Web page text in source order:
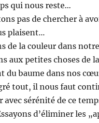
qui nous reste…
pas de chercher à
plaisent…
de la couleur dans
aux petites choses de
du baume dans nos
tout, il nous faut
avec sérénité de ce
d’éliminer les